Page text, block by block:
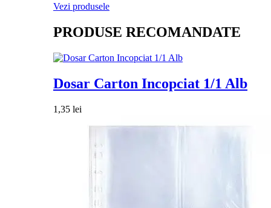
Vezi produsele
PRODUSE RECOMANDATE
Dosar Carton Incopciat 1/1 Alb
1,35 lei